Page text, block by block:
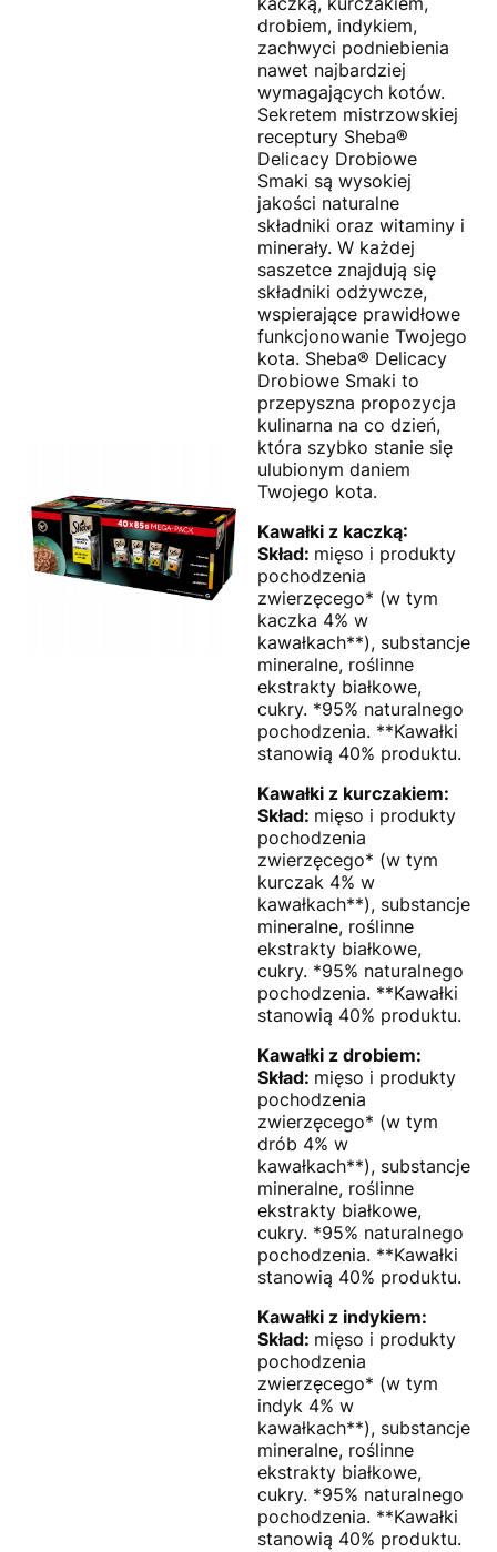
drobiem, indykiem,
zachwyci podniebienia
nawet najbardziej
wymagających kotów.
Sekretem mistrzowskiej
receptury Sheba®
Delicacy Drobiowe
Smaki są wysokiej
jakości naturalne
składniki oraz witaminy i
minerały. W każdej
saszetce znajdują się
składniki odżywcze,
wspierające prawidłowe
funkcjonowanie Twojego
kota. Sheba® Delicacy
Drobiowe Smaki to
przepyszna propozycja
kulinarna na co dzień,
która szybko stanie się
ulubionym daniem
Twojego kota.
Kawałki z kaczką:
Skład: mięso i produkty
pochodzenia
zwierzęcego* (w tym
kaczka 4% w
kawałkach**), substancje
mineralne, roślinne
ekstrakty białkowe,
cukry. *95% naturalnego
pochodzenia. **Kawałki
stanowią 40% produktu.
Kawałki z kurczakiem:
Skład: mięso i produkty
pochodzenia
zwierzęcego* (w tym
kurczak 4% w
kawałkach**), substancje
mineralne, roślinne
ekstrakty białkowe,
cukry. *95% naturalnego
pochodzenia. **Kawałki
stanowią 40% produktu.
Kawałki z drobiem:
Skład: mięso i produkty
pochodzenia
zwierzęcego* (w tym
drób 4% w
kawałkach**), substancje
mineralne, roślinne
ekstrakty białkowe,
cukry. *95% naturalnego
pochodzenia. **Kawałki
stanowią 40% produktu.
Kawałki z indykiem:
Skład: mięso i produkty
pochodzenia
zwierzęcego* (w tym
indyk 4% w
kawałkach**), substancje
mineralne, roślinne
ekstrakty białkowe,
cukry. *95% naturalnego
pochodzenia. **Kawałki
stanowią 40% produktu.